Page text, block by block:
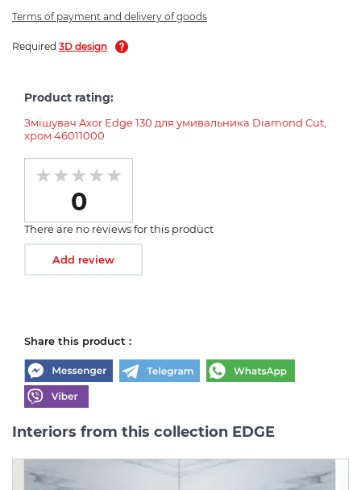
Terms of payment and delivery of goods
Required 3D design
Product rating:
Змішувач Axor Edge 130 для умивальника Diamond Cut,
хром 46011000
0
There are no reviews for this product
Add review
Share this product :
Interiors from this collection EDGE